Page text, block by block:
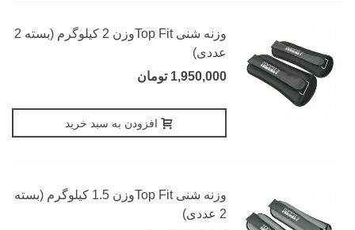
وزنه شنی Top Fitوزن 2 کیلوگرم (بسته 2
عددی)
1,950,000 تومان
افزودن به سبد خرید
وزنه شنی Top Fitوزن 1.5 کیلوگرم (بسته
2 عددی)